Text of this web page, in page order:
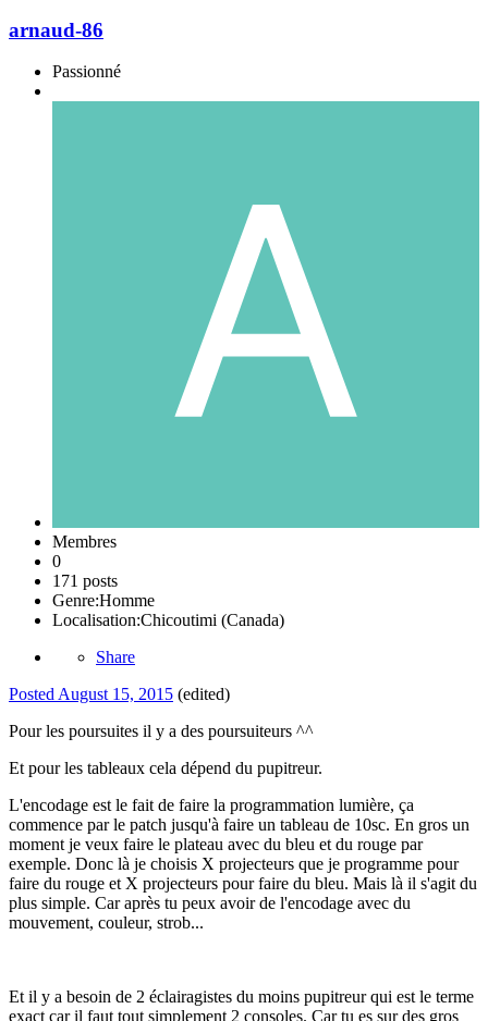
arnaud-86
Passionné
Membres
0
171 posts
Genre:Homme
Localisation:Chicoutimi (Canada)
Share
PostedAugust 15, 2015 (edited)
Pour les poursuites il y a des poursuiteurs ^^
Et pour les tableaux cela dépend du pupitreur.
L'encodage est le fait de faire la programmation lumière, ça
commence par le patch jusqu'à faire un tableau de 10sc. En gros un
moment je veux faire le plateau avec du bleu et du rouge par
exemple. Donc là je choisis X projecteurs que je programme pour
faire du rouge et X projecteurs pour faire du bleu. Mais là il s'agit du
plus simple. Car après tu peux avoir de l'encodage avec du
mouvement, couleur, strob...
Et il y a besoin de 2 éclairagistes du moins pupitreur qui est le terme
exact car il faut tout simplement 2 consoles. Car tu es sur des gros